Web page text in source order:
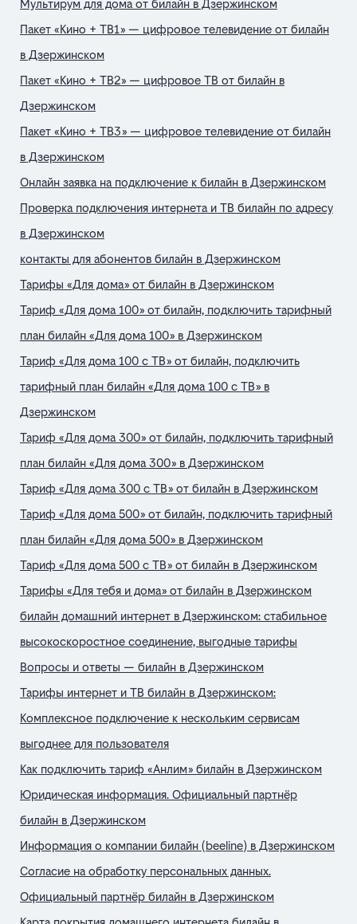
Мультирум для дома от билайн в Дзержинском
Пакет «Кино + ТВ1» — цифровое телевидение от билайн
в Дзержинском
Пакет «Кино + ТВ2» — цифровое ТВ от билайн в
Дзержинском
Пакет «Кино + ТВ3» — цифровое телевидение от билайн
в Дзержинском
Онлайн заявка на подключение к билайн в Дзержинском
Проверка подключения интернета и ТВ билайн по адресу
в Дзержинском
контакты для абонентов билайн в Дзержинском
Тарифы «Для дома» от билайн в Дзержинском
Тариф «Для дома 100» от билайн, подключить тарифный
план билайн «Для дома 100» в Дзержинском
Тариф «Для дома 100 с ТВ» от билайн, подключить
тарифный план билайн «Для дома 100 с ТВ» в
Дзержинском
Тариф «Для дома 300» от билайн, подключить тарифный
план билайн «Для дома 300» в Дзержинском
Тариф «Для дома 300 с ТВ» от билайн в Дзержинском
Тариф «Для дома 500» от билайн, подключить тарифный
план билайн «Для дома 500» в Дзержинском
Тариф «Для дома 500 с ТВ» от билайн в Дзержинском
Тарифы «Для тебя и дома» от билайн в Дзержинском
билайн домашний интернет в Дзержинском: стабильное
высокоскоростное соединение, выгодные тарифы
Вопросы и ответы — билайн в Дзержинском
Тарифы интернет и ТВ билайн в Дзержинском:
Комплексное подключение к нескольким сервисам
выгоднее для пользователя
Как подключить тариф «Анлим» билайн в Дзержинском
Юридическая информация. Официальный партнёр
билайн в Дзержинском
Информация о компании билайн (beeline) в Дзержинском
Согласие на обработку персональных данных.
Официальный партнёр билайн в Дзержинском